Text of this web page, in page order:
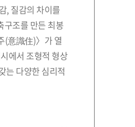
, 질감의 차이를
구조를 만든 최봉
(意識住)〉가 열
에서 조형적 형상
는 다양한 심리적